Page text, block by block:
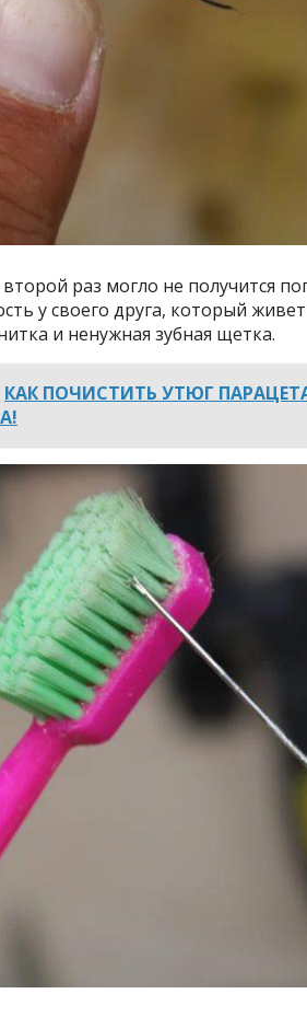
раз могло не получится
у своего друга, который
и ненужная зубная щетка.
КАК ПОЧИСТИТЬ УТЮГ